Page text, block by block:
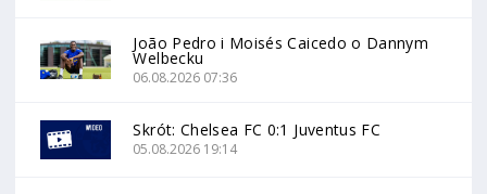
João Pedro i Moisés Caicedo o Dannym
Welbecku
06.08.2026 07:36
Skrót: Chelsea FC 0:1 Juventus FC
05.08.2026 19:14